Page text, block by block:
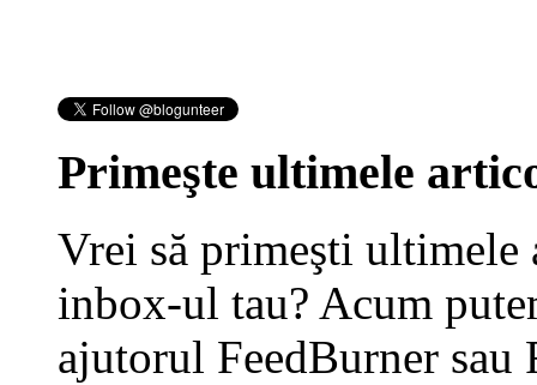
Primeşte ultimele
Vrei să primeşti
inbox-ul tau? Acum
ajutorul FeedBurner sau